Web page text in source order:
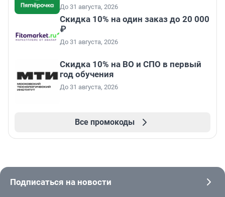
До 31 августа, 2026
Скидка 10% на один заказ до 20 000
₽
До 31 августа, 2026
Скидка 10% на ВО и СПО в первый
год обучения
До 31 августа, 2026
Все промокоды
Подписаться на новости